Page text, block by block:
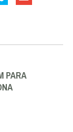
PARA